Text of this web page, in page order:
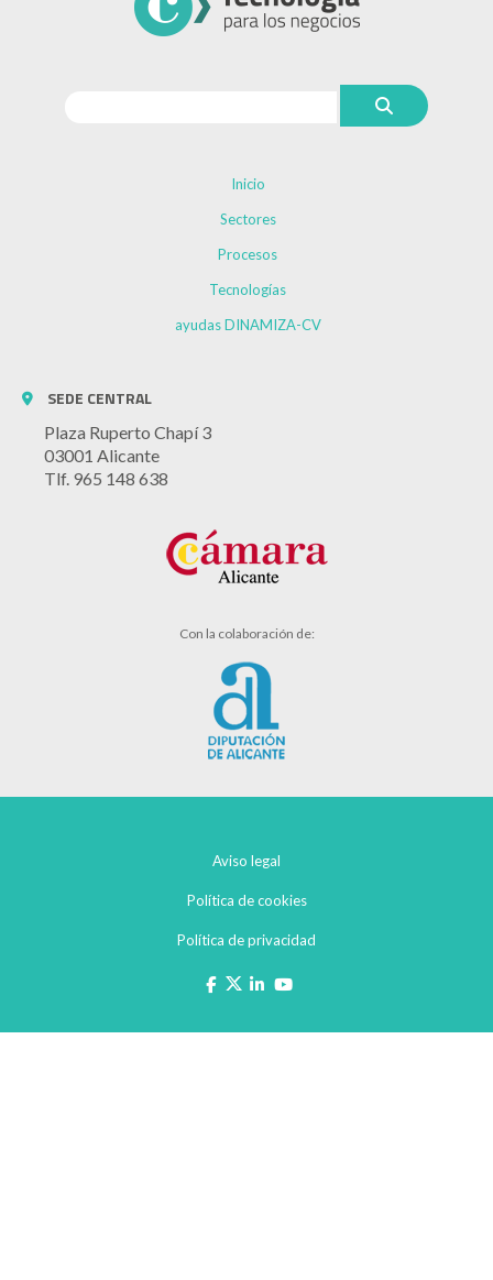
Inicio
Sectores
Procesos
Tecnologías
ayudas DINAMIZA-CV
SEDE CENTRAL
Plaza Ruperto Chapí 3
03001 Alicante
Tlf. 965 148 638
Con la colaboración de:
Aviso legal
Política de cookies
Política de privacidad